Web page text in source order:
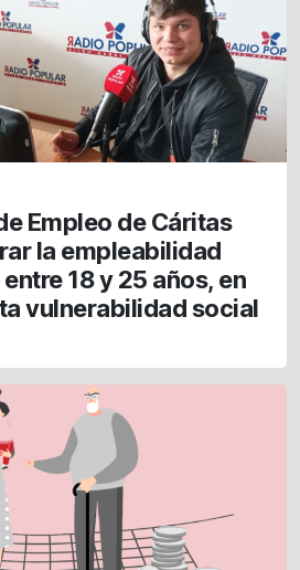
Empleo de Cáritas
la empleabilidad
18 y 25 años, en
vulnerabilidad social